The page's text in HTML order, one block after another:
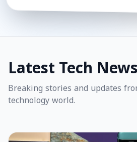
Latest Tech News
Breaking stories and updates
technology world.